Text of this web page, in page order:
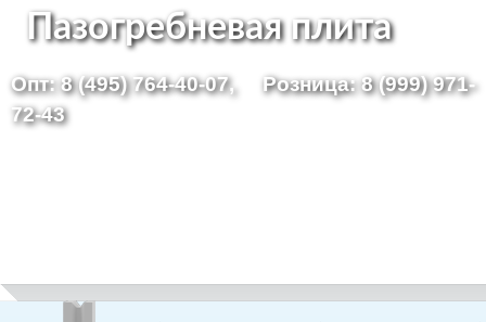
Перейти
основному
Пазогребневая плита
Опт: 8 (495) 764-40-07,
Розница: 8 (999) 971-
72-43